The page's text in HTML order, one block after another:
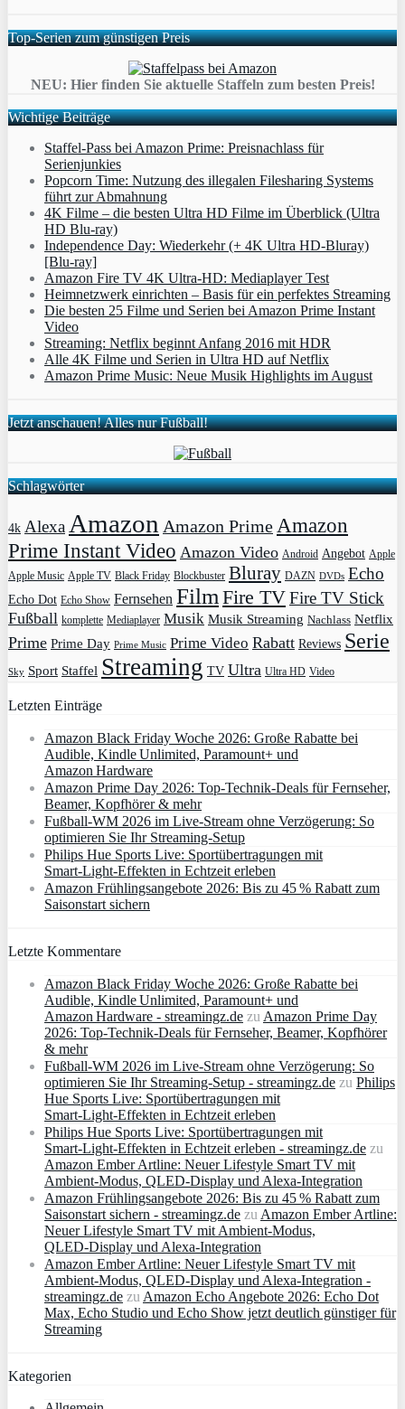
Top-Serien zum günstigen Preis
NEU: Hier finden Sie aktuelle Staffeln zum besten Preis!
Wichtige Beiträge
Staffel-Pass bei Amazon Prime: Preisnachlass für
Serienjunkies
Popcorn Time: Nutzung des illegalen Filesharing Systems
führt zur Abmahnung
4K Filme – die besten Ultra HD Filme im Überblick (Ultra
HD Blu-ray)
Independence Day: Wiederkehr (+ 4K Ultra HD-Bluray)
[Blu-ray]
Amazon Fire TV 4K Ultra-HD: Mediaplayer Test
Heimnetzwerk einrichten – Basis für ein perfektes Streaming
Die besten 25 Filme und Serien bei Amazon Prime Instant
Video
Streaming: Netflix beginnt Anfang 2016 mit HDR
Alle 4K Filme und Serien in Ultra HD auf Netflix
Amazon Prime Music: Neue Musik Highlights im August
Jetzt anschauen! Alles nur Fußball!
Schlagwörter
4k AlexaAmazon Amazon PrimeAmazon
Prime Instant Video Amazon Video Android Angebot Apple
Apple Music Apple TV Black Friday Blockbuster Bluray DAZN DVDs Echo
Echo Dot Echo Show Fernsehen FilmFire TVFire TV Stick
Fußball komplette Mediaplayer Musik Musik Streaming Nachlass Netflix
Prime Prime Day Prime Music Prime Video Rabatt Reviews Serie
Sky Sport Staffel Streaming TV Ultra Ultra HD Video
Letzten Einträge
Amazon Black Friday Woche 2026: Große Rabatte bei
Audible, Kindle Unlimited, Paramount+ und
Amazon Hardware
Amazon Prime Day 2026: Top-Technik-Deals für Fernseher,
Beamer, Kopfhörer & mehr
Fußball-WM 2026 im Live-Stream ohne Verzögerung: So
optimieren Sie Ihr Streaming-Setup
Philips Hue Sports Live: Sportübertragungen mit
Smart‑Light‑Effekten in Echtzeit erleben
Amazon Frühlingsangebote 2026: Bis zu 45 % Rabatt zum
Saisonstart sichern
Letzte Kommentare
Amazon Black Friday Woche 2026: Große Rabatte bei
Audible, Kindle Unlimited, Paramount+ und
Amazon Hardware - streamingz.de zuAmazon Prime Day
2026: Top-Technik-Deals für Fernseher, Beamer, Kopfhörer
& mehr
Fußball-WM 2026 im Live-Stream ohne Verzögerung: So
optimieren Sie Ihr Streaming-Setup - streamingz.de zu Philips
Hue Sports Live: Sportübertragungen mit
Smart‑Light‑Effekten in Echtzeit erleben
Philips Hue Sports Live: Sportübertragungen mit
Smart‑Light‑Effekten in Echtzeit erleben - streamingz.de zu
Amazon Ember Artline: Neuer Lifestyle Smart TV mit
Ambient‑Modus, QLED‑Display und Alexa‑Integration
Amazon Frühlingsangebote 2026: Bis zu 45 % Rabatt zum
Saisonstart sichern - streamingz.de zuAmazon Ember Artline:
Neuer Lifestyle Smart TV mit Ambient‑Modus,
QLED‑Display und Alexa‑Integration
Amazon Ember Artline: Neuer Lifestyle Smart TV mit
Ambient‑Modus, QLED‑Display und Alexa‑Integration -
streamingz.de zuAmazon Echo Angebote 2026: Echo Dot
Max, Echo Studio und Echo Show jetzt deutlich günstiger für
Streaming
Kategorien